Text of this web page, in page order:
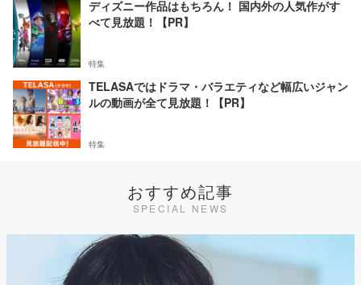
ディズニー作品はもちろん！ 国内外の人気作がす
べて見放題！【PR】
特集
TELASAではドラマ・バラエティなど幅広いジャン
ルの動画が全て見放題！【PR】
特集
おすすめ記事
SPECIAL NEWS